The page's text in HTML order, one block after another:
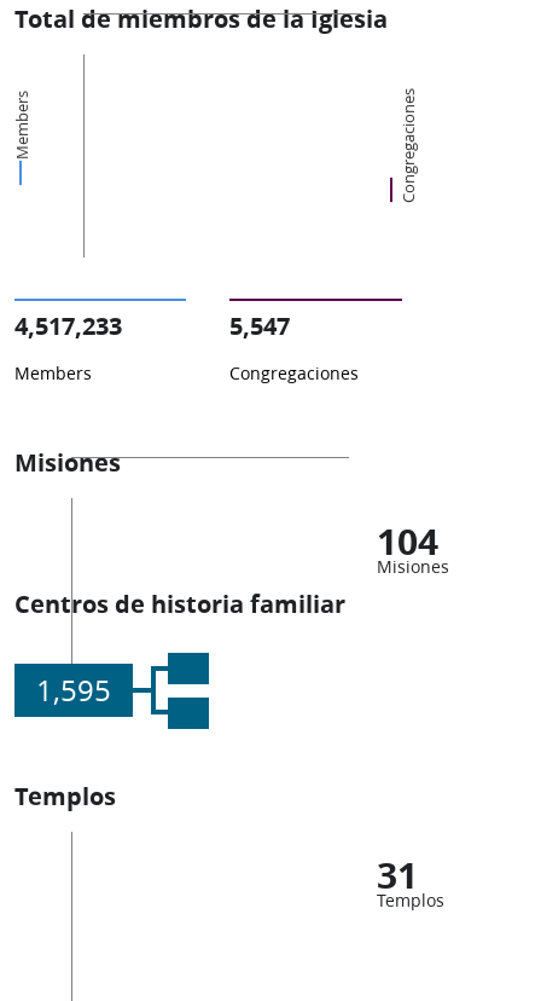
Total de miembros de la Iglesia
Members Congregaciones
4,517,233
Members
5,547
Congregaciones
Misiones
104
Misiones
Centros de historia familiar
1,595
Templos
31
Templos